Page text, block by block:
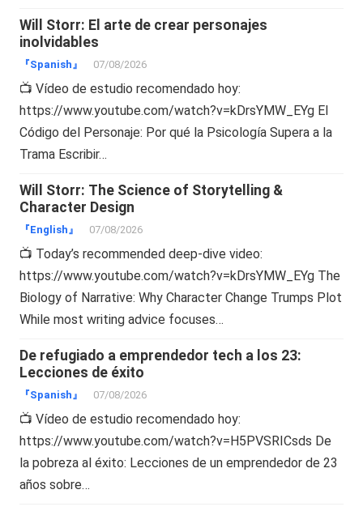
Will Storr: El arte de crear personajes
inolvidables
『Spanish』 07/08/2026
📺 Vídeo de estudio recomendado hoy:
https://www.youtube.com/watch?v=kDrsYMW_EYg El
Código del Personaje: Por qué la Psicología Supera a la
Trama Escribir…
Will Storr: The Science of Storytelling &
Character Design
『English』 07/08/2026
📺 Today’s recommended deep-dive video:
https://www.youtube.com/watch?v=kDrsYMW_EYg The
Biology of Narrative: Why Character Change Trumps Plot
While most writing advice focuses…
De refugiado a emprendedor tech a los 23:
Lecciones de éxito
『Spanish』 07/08/2026
📺 Vídeo de estudio recomendado hoy:
https://www.youtube.com/watch?v=H5PVSRICsds De
la pobreza al éxito: Lecciones de un emprendedor de 23
años sobre…